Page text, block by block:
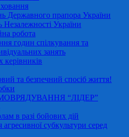
Державного прапора України
Незалежності України
робота
годин спілкування та
занять
та безпечний спосіб життя!
“ЛІДЕР”
в разі бойових дій
субкультури серед